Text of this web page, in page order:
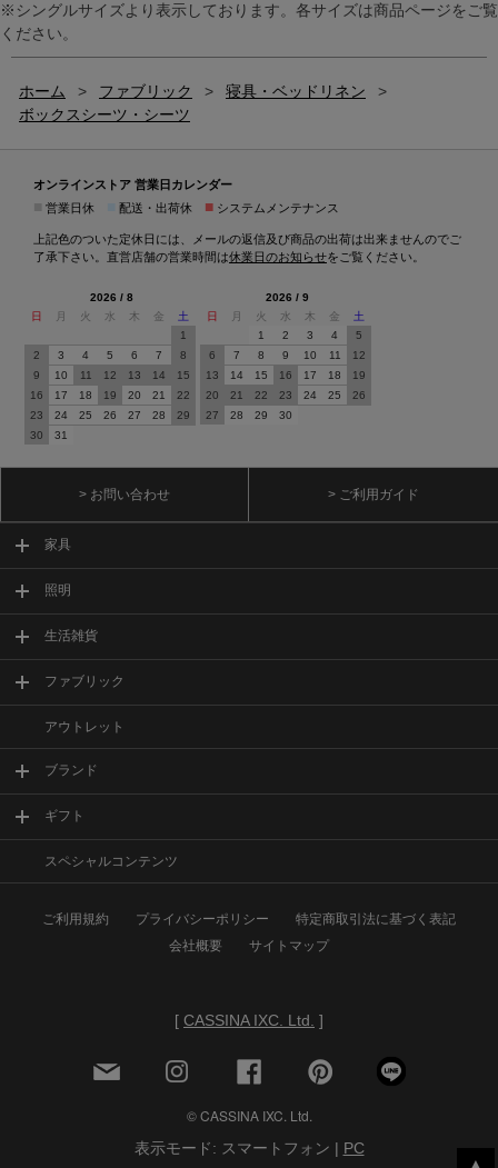
※シングルサイズより表示しております。各サイズは商品ページをご覧
ください。
ホーム > ファブリック > 寝具・ベッドリネン
>
ボックスシーツ・シーツ
▲
オンラインストア 営業日カレンダー
営業日休 配送・出荷休 ■ システムメンテナンス
上記色のついた定休日には、メールの返信及び商品の出荷は出来ませんのでご
了承下さい。直営店舗の営業時間は休業日のお知らせをご覧ください。
2026 / 8
日
月 火 水 木 金
土
1
2
3 4 5 6 7
8
9
10 11 12 13 14
15
16
17 18 19 20 21
22
23
24 25 26 27 28
29
30
31
2026 / 9
日
月 火 水 木 金
土
1
2 3 4
5
6
7 8 9 10 11
12
13
14 15 16 17 18
19
20
21 22 23 24 25
26
27
28 29 30
> お問い合わせ > ご利用ガイド
家具
照明
生活雑貨
ファブリック
アウトレット
ブランド
ギフト
スペシャルコンテンツ
ご利用規約 プライバシーポリシー
特定商取引法に基づく表記
会社概要
サイトマップ
[ CASSINA IXC. Ltd. ]
© CASSINA IXC. Ltd.
表示モード: スマートフォン | PC